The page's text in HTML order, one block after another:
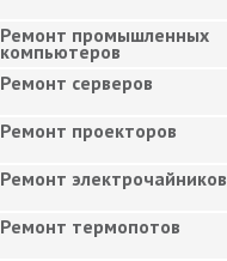
Ремонт промышленных
компьютеров
Ремонт серверов
Ремонт проекторов
Ремонт электрочайников
Ремонт термопотов